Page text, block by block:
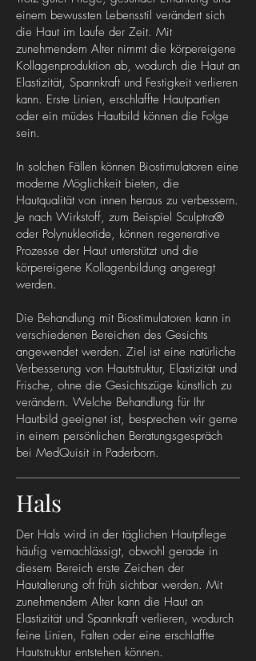
einem bewussten Lebensstil verändert sich
die Haut im Laufe der Zeit. Mit
zunehmendem Alter nimmt die körpereigene
Kollagenproduktion ab, wodurch die Haut an
Elastizität, Spannkraft und Festigkeit verlieren
kann. Erste Linien, erschlaffte Hautpartien
oder ein müdes Hautbild können die Folge
sein.
In solchen Fällen können Biostimulatoren eine
moderne Möglichkeit bieten, die
Hautqualität von innen heraus zu verbessern.
Je nach Wirkstoff, zum Beispiel Sculptra®
oder Polynukleotide, können regenerative
Prozesse der Haut unterstützt und die
körpereigene Kollagenbildung angeregt
werden.
Die Behandlung mit Biostimulatoren kann in
verschiedenen Bereichen des Gesichts
angewendet werden. Ziel ist eine natürliche
Verbesserung von Hautstruktur, Elastizität und
Frische, ohne die Gesichtszüge künstlich zu
verändern. Welche Behandlung für Ihr
Hautbild geeignet ist, besprechen wir gerne
in einem persönlichen Beratungsgespräch
bei MedQuisit in Paderborn.
Hals
Der Hals wird in der täglichen Hautpflege
häufig vernachlässigt, obwohl gerade in
diesem Bereich erste Zeichen der
Hautalterung oft früh sichtbar werden. Mit
zunehmendem Alter kann die Haut an
Elastizität und Spannkraft verlieren, wodurch
feine Linien, Falten oder eine erschlaffte
Hautstruktur entstehen können.